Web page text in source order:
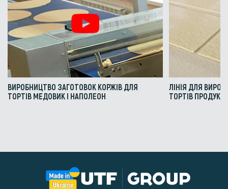
ВИРОБНИЦТВО ЗАГОТОВОК КОРЖІВ ДЛЯ
ТОРТІВ МЕДОВИК І НАПОЛЕОН
ЛІНІЯ ДЛЯ
ТОРТІВ